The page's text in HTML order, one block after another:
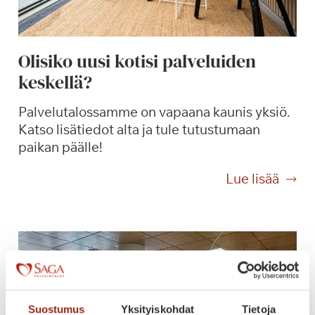
Suostumus Yksityiskohdat Tietoja
k
i
t
!
Olisiko uusi kotisi palveluiden
keskellä?
Palvelutalossamme on vapaana kaunis yksiö.
Katso lisätiedot alta ja tule tutustumaan
paikan päälle!
Lue lisää
O
s
i